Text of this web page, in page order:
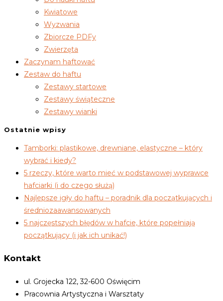
Kwiatowe
Wyzwania
Zbiorcze PDFy
Zwierzęta
Zaczynam haftować
Zestaw do haftu
Zestawy startowe
Zestawy świąteczne
Zestawy wianki
Ostatnie wpisy
Tamborki: plastikowe, drewniane, elastyczne – który
wybrać i kiedy?
5 rzeczy, które warto mieć w podstawowej wyprawce
hafciarki (i do czego służą)
Najlepsze igły do haftu – poradnik dla początkujących i
średniozaawansowanych
5 najczęstszych błędów w hafcie, które popełniają
początkujący (i jak ich unikać!)
Kontakt
ul. Grojecka 122, 32-600 Oświęcim
Pracownia Artystyczna i Warsztaty